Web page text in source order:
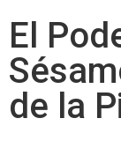
El
de la